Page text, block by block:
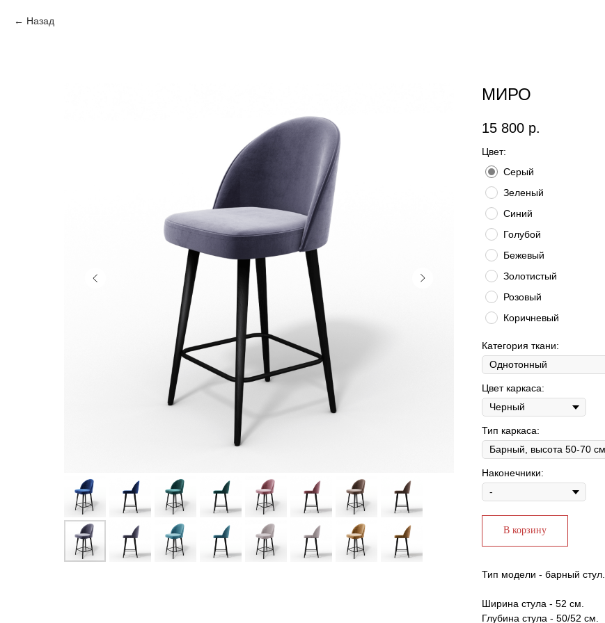
Назад
МИРО
15 800 р.
Цвет:
Серый
Зеленый
Синий
Голубой
Бежевый
Золотистый
Розовый
Коричневый
Категория ткани:
Цвет каркаса:
Тип каркаса:
Наконечники:
В корзину
Тип модели - барный стул.
Ширина стула - 52 см.
Глубина стула - 50/52 см.